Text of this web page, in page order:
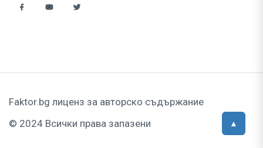
Faktor.bg лиценз за авторско съдържание
© 2024 Всички права запазени